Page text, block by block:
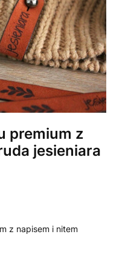
premium z
jesieniara
z napisem i nitem